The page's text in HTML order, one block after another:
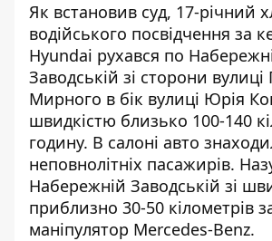
Як встановив суд, 17-річний
водійського посвідчення за
Hyundai рухався по
Заводській зі сторони вулиці
Мирного в бік вулиці Юрія
швидкістю близько 100-140
годину. В салоні авто
неповнолітніх пасажирів.
Набережній Заводській зі
приблизно 30-50 кілометрів
маніпулятор Mercedes-Benz.